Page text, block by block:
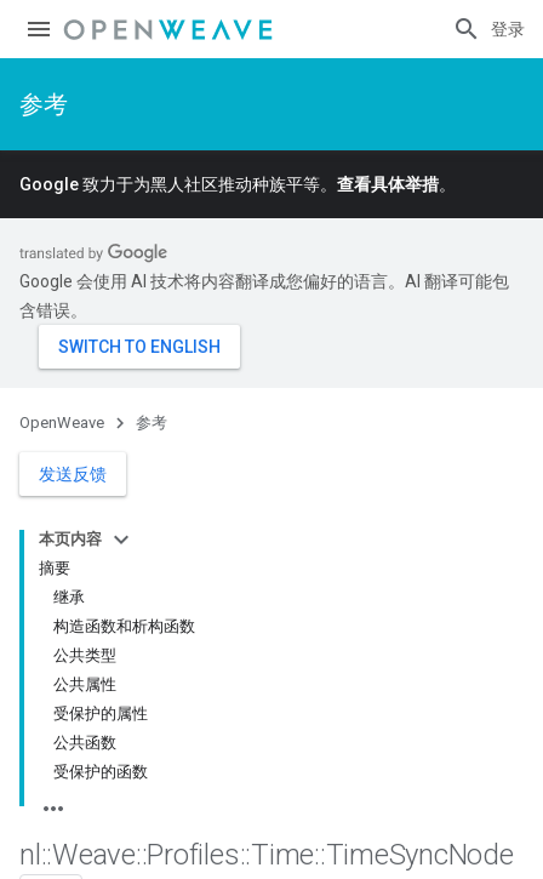
登录
参考
Google 致力于为黑人社区推动种族平等。 查看具体举措。
Google 会使用 AI 技术将内容翻译成您偏好的语言。AI 翻译可能包
含错误。
OpenWeave 参考
发送反馈
本页内容
摘要
继承
构造函数和析构函数
公共类型
公共属性
受保护的属性
公共函数
受保护的函数
nl ::Weave::Profiles::Time::TimeSyncNode